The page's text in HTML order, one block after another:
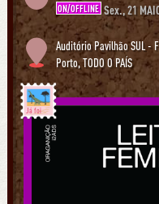
ON/OFFLINE Sex., 21
Auditório Pavilhão SUL -
Porto,TODO O PAÍS
Já foi